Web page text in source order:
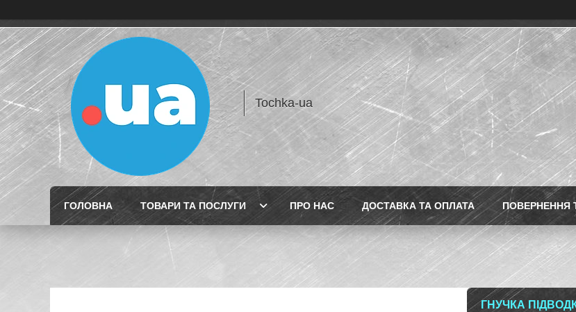
Tochka-ua
ГОЛОВНА ТОВАРИ ТА ПОСЛУГИ ПРО НАС ДОСТАВКА ТА ОПЛАТА ПОВЕРНЕННЯ
ГНУЧКА